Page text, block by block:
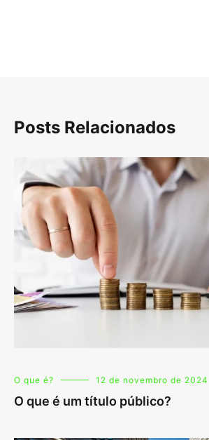
Posts Relacionados
O que é? 12 de novembro de 2024
O que é um título público?